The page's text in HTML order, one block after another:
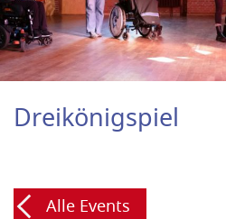
Dreikönigspiel
Alle Events